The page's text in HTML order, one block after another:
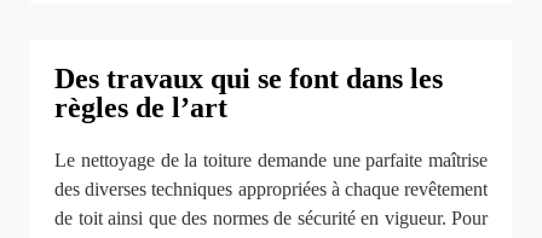
Des travaux qui se font dans les
règles de l’art
Le nettoyage de la toiture demande une parfaite maîtrise
des diverses techniques appropriées à chaque revêtement
de toit ainsi que des normes de sécurité en vigueur. Pour